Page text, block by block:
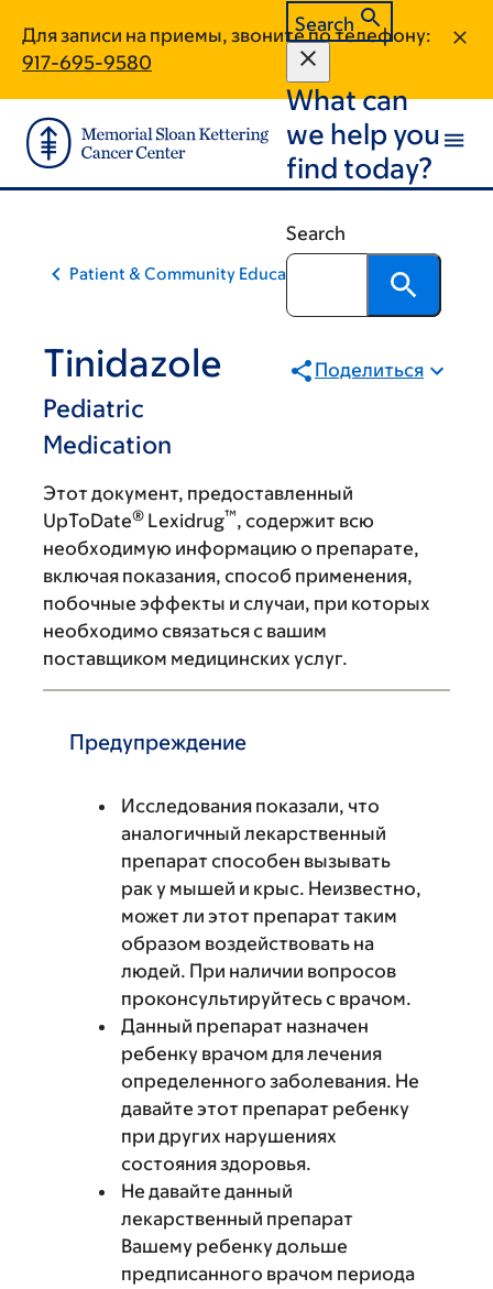
main
content
footer
Для записи на приемы, звоните по телефону:
917-695-9580
Search
What can
we help you
find today?
Search
Patient & Community Education
Tinidazole
Pediatric
Medication
Поделиться
Этот документ, предоставленный
UpToDate® Lexidrug™, содержит всю
необходимую информацию о препарате,
включая показания, способ применения,
побочные эффекты и случаи, при которых
необходимо связаться с вашим
поставщиком медицинских услуг.
Предупреждение
Исследования показали, что
аналогичный лекарственный
препарат способен вызывать
рак у мышей и крыс. Неизвестно,
может ли этот препарат таким
образом воздействовать на
людей. При наличии вопросов
проконсультируйтесь с врачом.
Данный препарат назначен
ребенку врачом для лечения
определенного заболевания. Не
давайте этот препарат ребенку
при других нарушениях
состояния здоровья.
Не давайте данный
лекарственный препарат
Вашему ребенку дольше
предписанного врачом периода